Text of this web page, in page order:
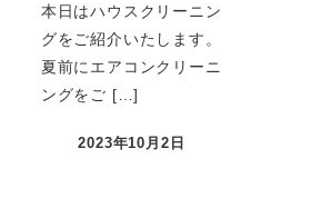
本日はハウスクリーニン
グをご紹介いたします。
夏前にエアコンクリーニ
ングをご […]
2023年10月2日